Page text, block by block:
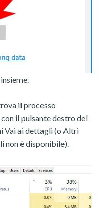
il processo
il pulsante destro del
Vai ai dettagli (o Altri
non è disponibile).